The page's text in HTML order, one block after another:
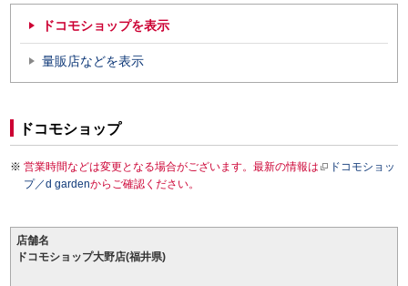
ドコモショップを表示
量販店などを表示
ドコモショップ
営業時間などは変更となる場合がございます。最新の情報は
ドコモショッ
プ／d gardenからご確認ください。
店舗名
ドコモショップ大野店(福井県)